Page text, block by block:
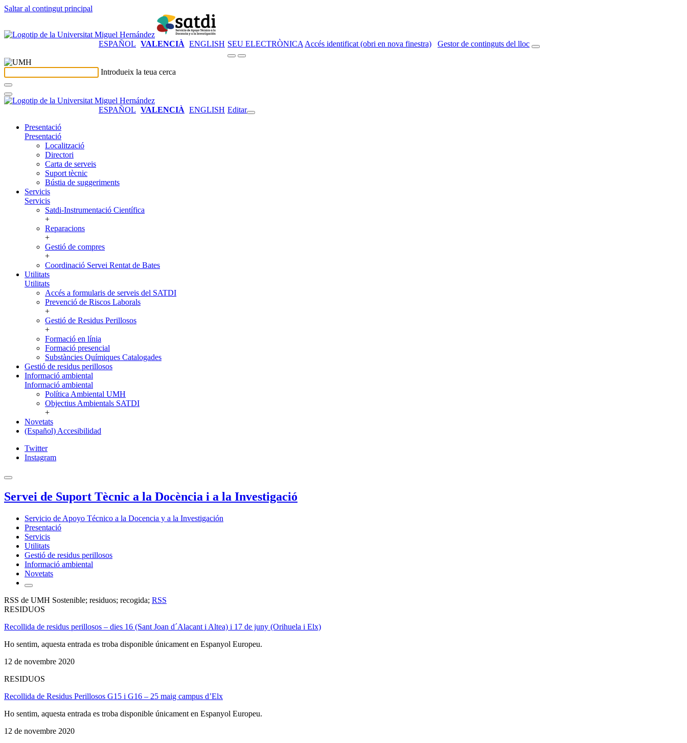
Saltar al contingut principal
ESPAÑOL VALENCIÀ ENGLISH SEU ELECTRÒNICA Accés identificat (obri en nova finestra) Gestor de continguts del lloc
Introdueix la teua cerca
ESPAÑOL VALENCIÀ ENGLISH Editar
Presentació
Presentació
Localització
Directori
Carta de serveis
Suport tècnic
Bústia de suggeriments
Servicis
Servicis
Satdi-Instrumentació Científica
+
Reparacions
+
Gestió de compres
+
Coordinació Servei Rentat de Bates
Utilitats
Utilitats
Accés a formularis de serveis del SATDI
Prevenció de Riscos Laborals
+
Gestió de Residus Perillosos
+
Formació en línia
Formació presencial
Substàncies Químiques Catalogades
Gestió de residus perillosos
Informació ambiental
Informació ambiental
Política Ambiental UMH
Objectius Ambientals SATDI
+
Novetats
(Español) Accesibilidad
Twitter
Instagram
Servei de Suport Tècnic a la Docència i a la Investigació
Servicio de Apoyo Técnico a la Docencia y a la Investigación
Presentació
Servicis
Utilitats
Gestió de residus perillosos
Informació ambiental
Novetats
RSS de UMH Sostenible; residuos; recogida; RSS
RESIDUOS
Recollida de residus perillosos – dies 16 (Sant Joan d´Alacant i Altea) i 17 de juny (Orihuela i Elx)
Ho sentim, aquesta entrada es troba disponible únicament en Espanyol Europeu.
12 de novembre 2020
RESIDUOS
Recollida de Residus Perillosos G15 i G16 – 25 maig campus d’Elx
Ho sentim, aquesta entrada es troba disponible únicament en Espanyol Europeu.
12 de novembre 2020